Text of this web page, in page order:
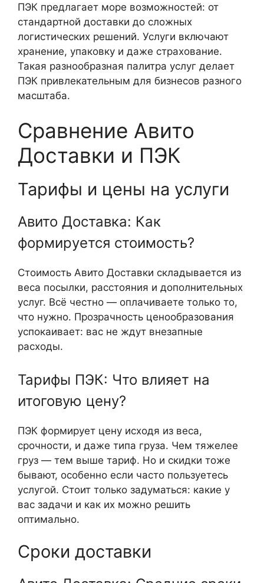
ПЭК предлагает море возможностей: от
стандартной доставки до сложных
логистических решений. Услуги включают
хранение, упаковку и даже страхование.
Такая разнообразная палитра услуг делает
ПЭК привлекательным для бизнесов разного
масштаба.
Сравнение Авито
Доставки и ПЭК
Тарифы и цены на услуги
Авито Доставка: Как
формируется стоимость?
Стоимость Авито Доставки складывается из
веса посылки, расстояния и дополнительных
услуг. Всё честно — оплачиваете только то,
что нужно. Прозрачность ценообразования
успокаивает: вас не ждут внезапные
расходы.
Тарифы ПЭК: Что влияет на
итоговую цену?
ПЭК формирует цену исходя из веса,
срочности, и даже типа груза. Чем тяжелее
груз — тем выше тариф. Но и скидки тоже
бывают, особенно если часто пользуетесь
услугой. Стоит только задуматься: какие у
вас задачи и как их можно решить
оптимально.
Сроки доставки